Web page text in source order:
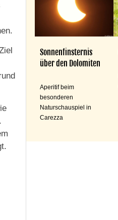
Sonnenfinsternis
über den Dolomiten
Aperitif beim
besonderen
Naturschauspiel in
Carezza